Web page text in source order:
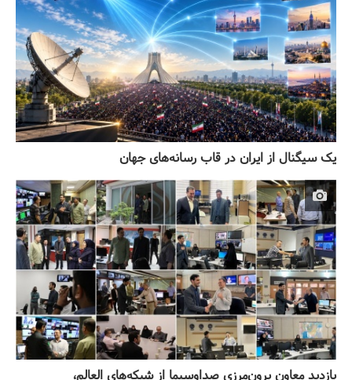
یک سیگنال از ایران در قاب رسانه‌های جهان
بازدید معاون برون‌مرزی صداوسیما از شبکه‌های العالم،